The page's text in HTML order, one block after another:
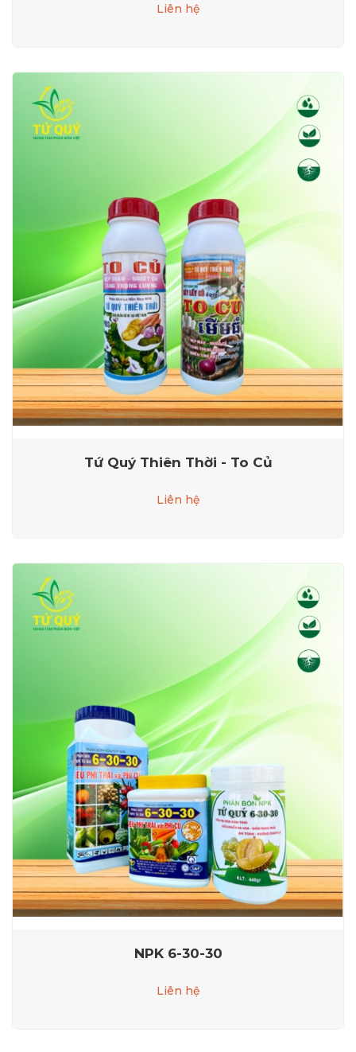
Liên hệ
Tứ Quý Thiên Thời - To Củ
Liên hệ
NPK 6-30-30
Liên hệ